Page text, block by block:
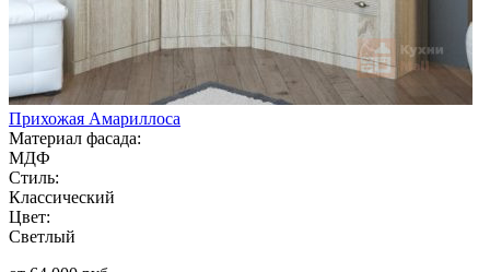
Прихожая Амариллоса
Материал фасада:
МДФ
Стиль:
Классический
Цвет:
Светлый